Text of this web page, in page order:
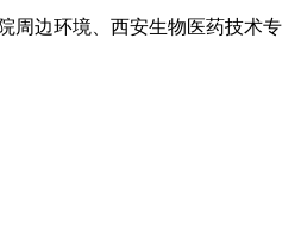
周边环境、西安生物医药技术专